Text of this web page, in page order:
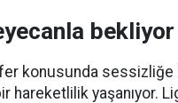
bekliyor
konusunda sessizliğe
hareketlilik yaşanıyor.